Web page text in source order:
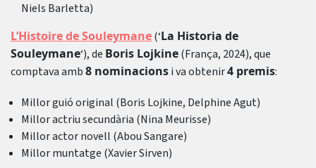
Niels Barletta)
L’Histoire de Souleymane(‘La Historia de
Souleymane‘), de Boris Lojkine(França, 2024), que
comptava amb8 nominacionsi va obtenir4 premis:
Millor guió original (Boris Lojkine, Delphine Agut)
Millor actriu secundària (Nina Meurisse)
Millor actor novell (Abou Sangare)
Millor muntatge (Xavier Sirven)